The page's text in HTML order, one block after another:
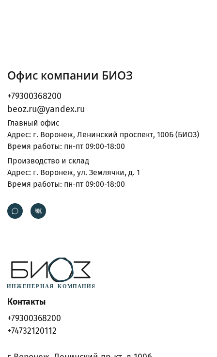
Офис компании БИОЗ
+79300368200
beoz.ru@yandex.ru
Главный офис
Адрес: г. Воронеж, Ленинский проспект, 100Б (БИОЗ)
Время работы: пн-пт 09:00-18:00
Производство и склад
Адрес: г. Воронеж, ул. Землячки, д. 1
Время работы: пн-пт 09:00-18:00
Контакты
+79300368200
+74732120112